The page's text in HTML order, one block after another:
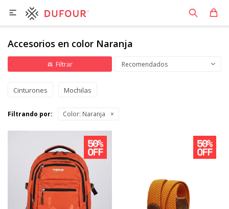

Accesorios en color Naranja
Recomendados
Cinturones Mochilas
Filtrando por: Color: Naranja